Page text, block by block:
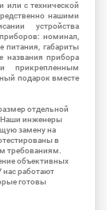
или с технической
нашими
устройства
номинал,
питания, габариты
названия прибора
прикрепленным
подарок вместе
отдельной
Наши инженеры
замену на
в
требованиям.
объективных
работают
готовы